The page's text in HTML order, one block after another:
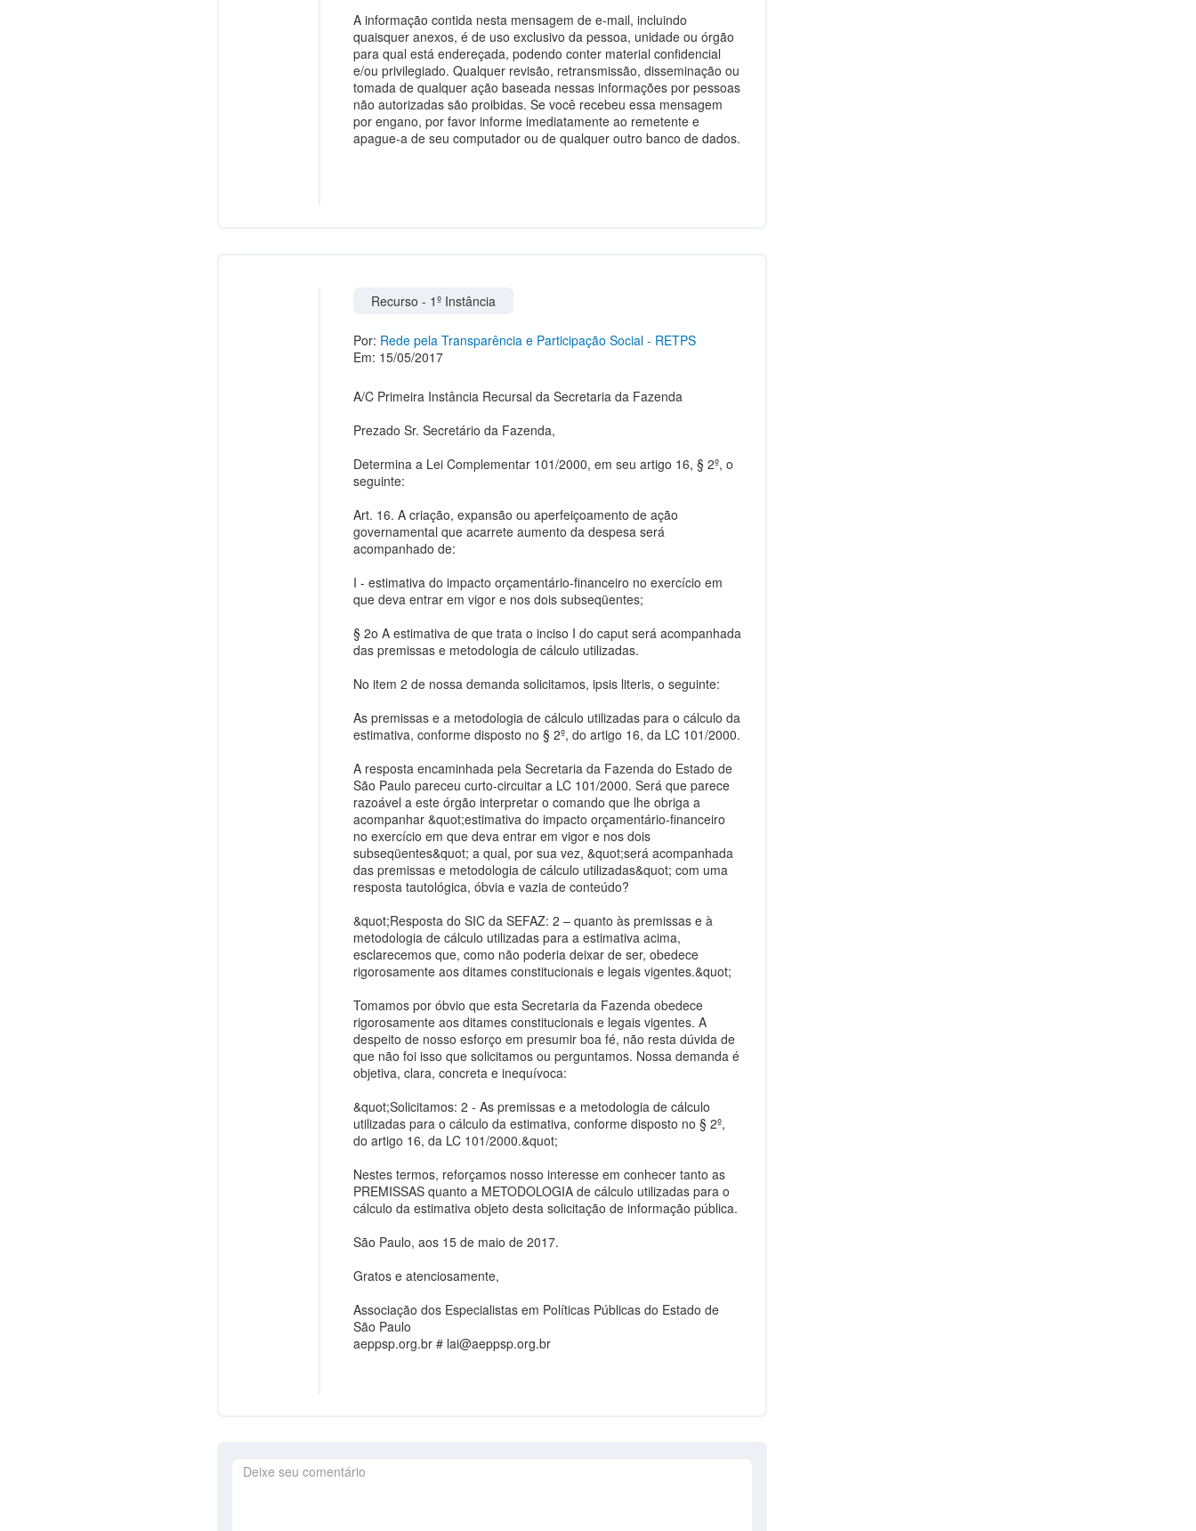
A informação contida nesta mensagem de e-mail, incluindo
quaisquer anexos, é de uso exclusivo da pessoa, unidade ou órgão
para qual está endereçada, podendo conter material confidencial
e/ou privilegiado. Qualquer revisão, retransmissão, disseminação ou
tomada de qualquer ação baseada nessas informações por pessoas
não autorizadas são proibidas. Se você recebeu essa mensagem
por engano, por favor informe imediatamente ao remetente e
apague-a de seu computador ou de qualquer outro banco de dados.
Recurso - 1º Instância
Por: Rede pela Transparência e Participação Social - RETPS
Em: 15/05/2017
A/C Primeira Instância Recursal da Secretaria da Fazenda
Prezado Sr. Secretário da Fazenda,
Determina a Lei Complementar 101/2000, em seu artigo 16, § 2º, o
seguinte:
Art. 16. A criação, expansão ou aperfeiçoamento de ação
governamental que acarrete aumento da despesa será
acompanhado de:
I - estimativa do impacto orçamentário-financeiro no exercício em
que deva entrar em vigor e nos dois subseqüentes;
§ 2o A estimativa de que trata o inciso I do caput será acompanhada
das premissas e metodologia de cálculo utilizadas.
No item 2 de nossa demanda solicitamos, ipsis literis, o seguinte:
As premissas e a metodologia de cálculo utilizadas para o cálculo da
estimativa, conforme disposto no § 2º, do artigo 16, da LC 101/2000.
A resposta encaminhada pela Secretaria da Fazenda do Estado de
São Paulo pareceu curto-circuitar a LC 101/2000. Será que parece
razoável a este órgão interpretar o comando que lhe obriga a
acompanhar &quot;estimativa do impacto orçamentário-financeiro
no exercício em que deva entrar em vigor e nos dois
subseqüentes&quot; a qual, por sua vez, &quot;será acompanhada
das premissas e metodologia de cálculo utilizadas&quot; com uma
resposta tautológica, óbvia e vazia de conteúdo?
&quot;Resposta do SIC da SEFAZ: 2 – quanto às premissas e à
metodologia de cálculo utilizadas para a estimativa acima,
esclarecemos que, como não poderia deixar de ser, obedece
rigorosamente aos ditames constitucionais e legais vigentes.&quot;
Tomamos por óbvio que esta Secretaria da Fazenda obedece
rigorosamente aos ditames constitucionais e legais vigentes. A
despeito de nosso esforço em presumir boa fé, não resta dúvida de
que não foi isso que solicitamos ou perguntamos. Nossa demanda é
objetiva, clara, concreta e inequívoca:
&quot;Solicitamos: 2 - As premissas e a metodologia de cálculo
utilizadas para o cálculo da estimativa, conforme disposto no § 2º,
do artigo 16, da LC 101/2000.&quot;
Nestes termos, reforçamos nosso interesse em conhecer tanto as
PREMISSAS quanto a METODOLOGIA de cálculo utilizadas para o
cálculo da estimativa objeto desta solicitação de informação pública.
São Paulo, aos 15 de maio de 2017.
Gratos e atenciosamente,
Associação dos Especialistas em Políticas Públicas do Estado de
São Paulo
aeppsp.org.br # lai@aeppsp.org.br